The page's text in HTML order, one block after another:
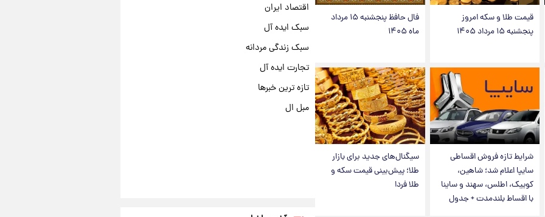
قیمت طلا و سکه امروز
پنجشنبه ۱۵ مرداد ۱۴۰۵
فال حافظ پنجشنبه ۱۵ مرداد
ماه ۱۴۰۵
شرایط تازه فروش اقساطی
سایپا اعلام شد؛ شاهین،
کوییک، اطلس، سهند و ساینا
با اقساط بلندمدت + جدول
سیگنال‌های جدید برای بازار
طلا؛ پیش‌بینی قیمت سکه و
طلا فردا
اقتصاد ایران
سبک ایده آل
سبک زندگی مردانه
تجارت ایده آل
تازه ترین خبرها
مبل ال